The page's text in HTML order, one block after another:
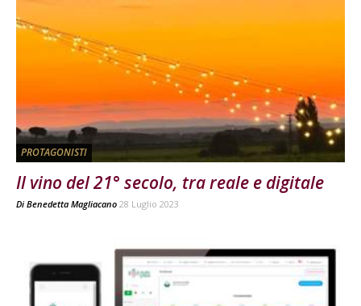
PROTAGONISTI
Il vino del 21° secolo, tra reale e digitale
Di Benedetta Magliacano 28 Luglio 2023